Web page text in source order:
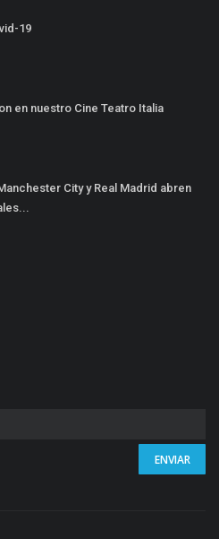
19
en nuestro Cine Teatro Italia
City y Real Madrid abren